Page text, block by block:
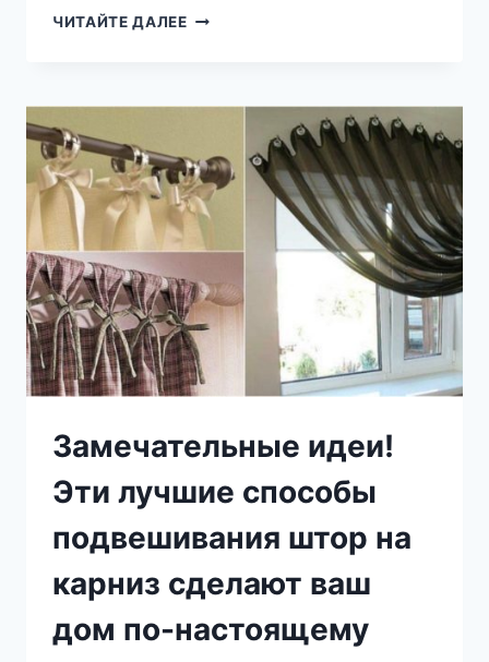
ЧИТАЙТЕ ДАЛЕЕХОТЬ
НЕ
ВЫБРАСЫВАЙ
СТАРЫЕ
ДЖИНСЫ!
30
ЭКСКЛЮЗИВНЫХ
ИДЕЙ
Замечательные идеи!
Эти лучшие способы
подвешивания штор на
карниз сделают ваш
дом по-настоящему